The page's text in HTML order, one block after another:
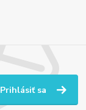
Prihlásiť sa